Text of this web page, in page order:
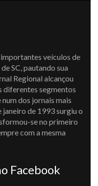
veículos de
SC, pautando sua
Regional alcançou
segmentos
dos jornais mais
janeiro de 1993 surgiu o
se no primeiro
com a mesma
Facebook